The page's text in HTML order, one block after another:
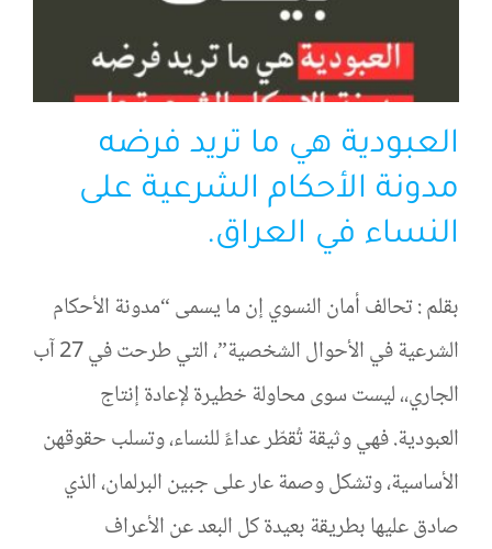
العبودية هي ما تريد فرضه
مدونة الأحكام الشرعية على
النساء في العراق.
بقلم : تحالف أمان النسوي إن ما يسمى “مدونة الأحكام
الشرعية في الأحوال الشخصية”، التي طرحت في 27 آب
الجاري،، ليست سوى محاولة خطيرة لإعادة إنتاج
العبودية. فهي وثيقة تُقطّر عداءً للنساء، وتسلب حقوقهن
الأساسية، وتشكل وصمة عار على جبين البرلمان، الذي
صادق عليها بطريقة بعيدة كل البعد عن الأعراف